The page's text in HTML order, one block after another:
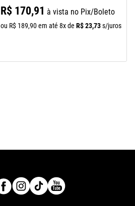
R$ 170,91 à vista no Pix/Boleto
ou R$ 189,90 em até 8x de R$ 23,73 s/juros